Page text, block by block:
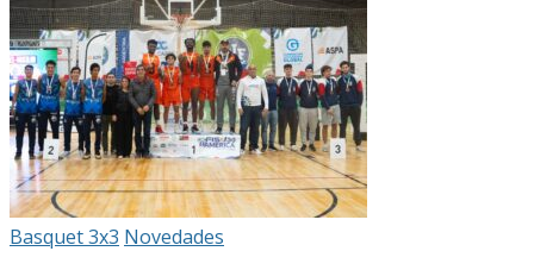
Basquet 3x3 Novedades